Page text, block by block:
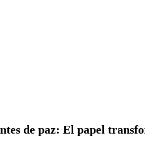
de paz: El papel